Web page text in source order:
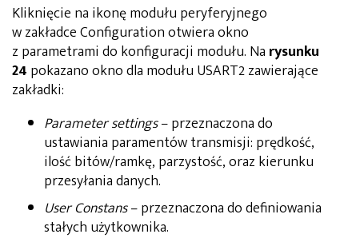
Kliknięcie na ikonę modułu peryferyjnego
w zakładce Configuration otwiera okno
z parametrami do konfiguracji modułu. Na rysunku
24 pokazano okno dla modułu USART2 zawierające
zakładki:
Parameter settings– przeznaczona do
ustawiania paramentów transmisji: prędkość,
ilość bitów/ramkę, parzystość, oraz kierunku
przesyłania danych.
User Constans– przeznaczona do definiowania
stałych użytkownika.